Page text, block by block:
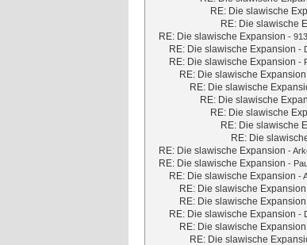
RE: Die slawische
RE: Die slawische
RE: Die slawische Expansion -
RE: Die slawische Expansion -
RE: Die slawische Expansion -
RE: Die slawische Expansion
RE: Die slawische
RE: Die slawische
RE: Die slawische
RE: Die slawische
RE: Die
RE: Die slawische Expansion -
RE: Die slawische Expansion -
RE: Die slawische Expansion -
RE: Die slawische Expansion
RE: Die slawische Expansion
RE: Die slawische Expansion -
RE: Die slawische Expansion
RE: Die slawische